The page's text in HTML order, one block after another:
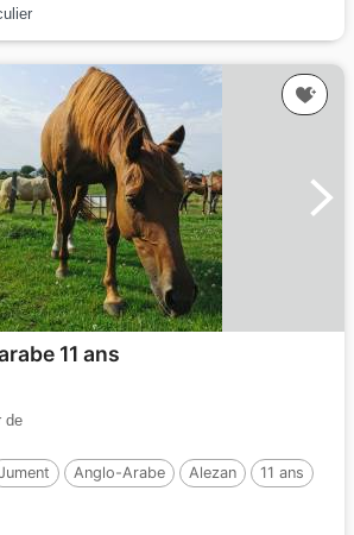
11 ans
de
Anglo-Arabe Alezan
11 ans